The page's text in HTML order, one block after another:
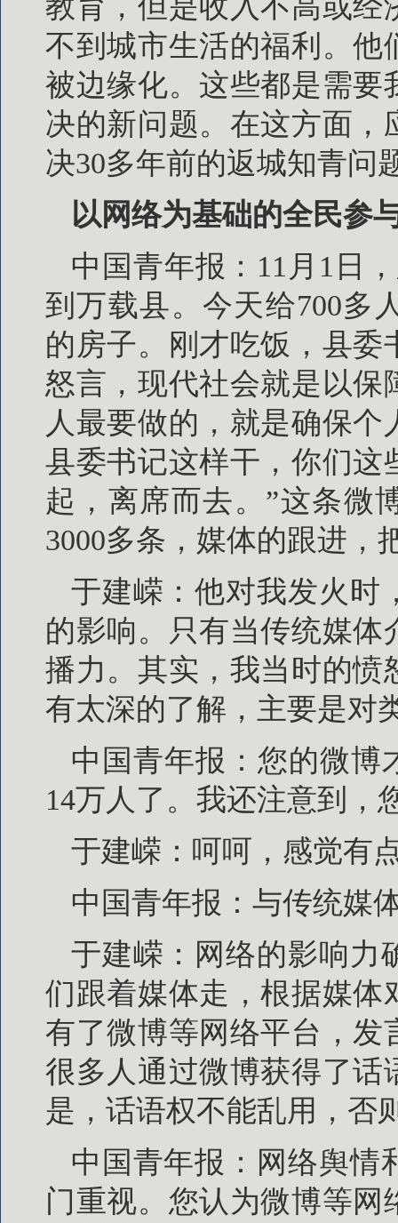
教育，但是收入不高或经
不到城市生活的福利。他
被边缘化。这些都是需要
决的新问题。在这方面
决30多年前的返城知青问
以网络为基础的全民参
中国青年报：11月1日
到万载县。今天给700多
的房子。刚才吃饭，县
怒言，现代社会就是以
人最要做的，就是确保
县委书记这样干，你们这
起，离席而去。”这条微
3000多条，媒体的跟进，
于建嵘：他对我发火时
的影响。只有当传统媒
播力。其实，我当时的愤
有太深的了解，主要是对
中国青年报：您的微博
14万人了。我还注意到，
于建嵘：呵呵，感觉有
中国青年报：与传统媒
于建嵘：网络的影响力
们跟着媒体走，根据媒体
有了微博等网络平台，发
很多人通过微博获得了话
是，话语权不能乱用，否
中国青年报：网络舆情
门重视。您认为微博等